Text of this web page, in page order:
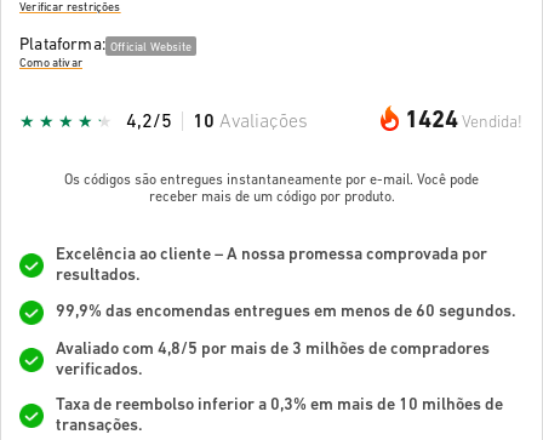
Verificar restrições
Plataforma: Official Website
Como ativar
1424 Vendida!
4,2/5 10 Avaliações
Os códigos são entregues instantaneamente por e-mail. Você pode
receber mais de um código por produto.
Excelência ao cliente – A nossa promessa comprovada por
resultados.
99,9% das encomendas entregues em menos de 60 segundos.
Avaliado com 4,8/5 por mais de 3 milhões de compradores
verificados.
Taxa de reembolso inferior a 0,3% em mais de 10 milhões de
transações.